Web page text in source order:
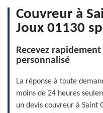
Couvreur à
Joux 01130
Recevez
personnalisé
La réponse à toute
moins de 24 heures
un devis couvreur à Saint